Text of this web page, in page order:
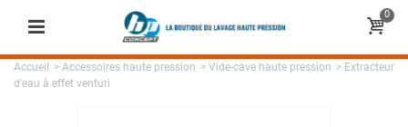
0
Accueil > Accessoires haute pression > Vide-cave haute pression > Extracteur
d'eau à effet venturi